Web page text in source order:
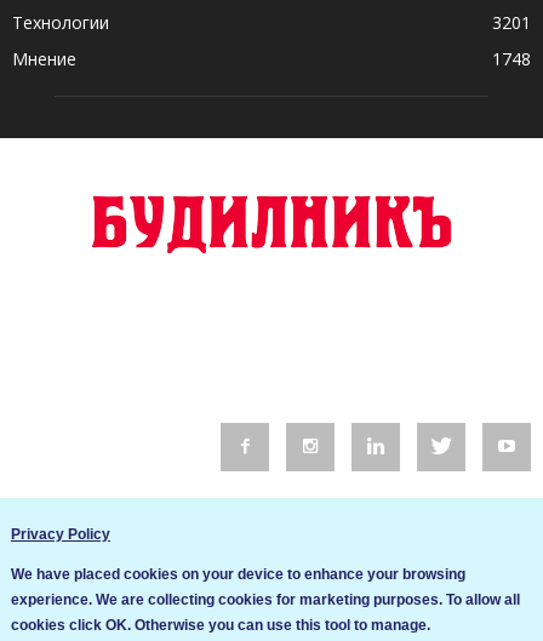
Технологии
3201
Мнение
1748
Общи условия
Privacy Policy
We have placed cookies on your device to enhance your browsing
experience. We are collecting cookies for marketing purposes. To allow all
cookies click OK. Otherwise you can use this tool to manage.
Ние използваме бисквитки за да подобрим услугите си. Ако
продължите да посещавате този сайт, ние приемаме, че се